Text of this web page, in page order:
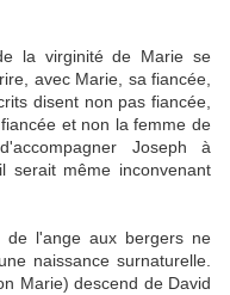
la virginité de Marie se
avec Marie, sa fiancée,
disent non pas fiancée,
et non la femme de
Joseph à
serait même inconvenant
de l'ange aux bergers ne
naissance surnaturelle.
Marie) descend de David